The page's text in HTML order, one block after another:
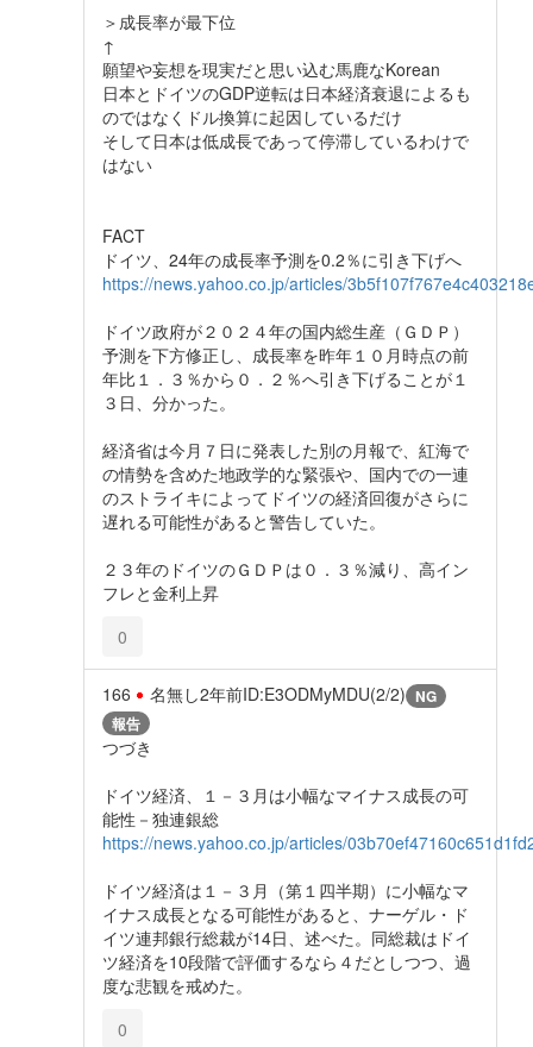
＞成長率が最下位
↑
願望や妄想を現実だと思い込む馬鹿なKorean
日本とドイツのGDP逆転は日本経済衰退によるも
のではなくドル換算に起因しているだけ
そして日本は低成長であって停滞しているわけで
はない
FACT
ドイツ、24年の成長率予測を0.2％に引き下げへ
https://news.yahoo.co.jp/articles/
ドイツ政府が２０２４年の国内総生産（ＧＤＰ）
予測を下方修正し、成長率を昨年１０月時点の前
年比１．３％から０．２％へ引き下げることが１
３日、分かった。
経済省は今月７日に発表した別の月報で、紅海で
の情勢を含めた地政学的な緊張や、国内での一連
のストライキによってドイツの経済回復がさらに
遅れる可能性があると警告していた。
２３年のドイツのＧＤＰは０．３％減り、高イン
フレと金利上昇
0
166 名無し2年前ID:E3ODMyMDU(2/2) NG
報告
つづき
ドイツ経済、１－３月は小幅なマイナス成長の可
能性－独連銀総
https://news.yahoo.co.jp/articles/
ドイツ経済は１－３月（第１四半期）に小幅なマ
イナス成長となる可能性があると、ナーゲル・ド
イツ連邦銀行総裁が14日、述べた。同総裁はドイ
ツ経済を10段階で評価するなら４だとしつつ、過
度な悲観を戒めた。
0